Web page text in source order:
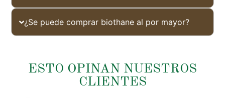
¿Se puede comprar biothane al por mayor?
ESTO OPINAN NUESTROS
CLIENTES